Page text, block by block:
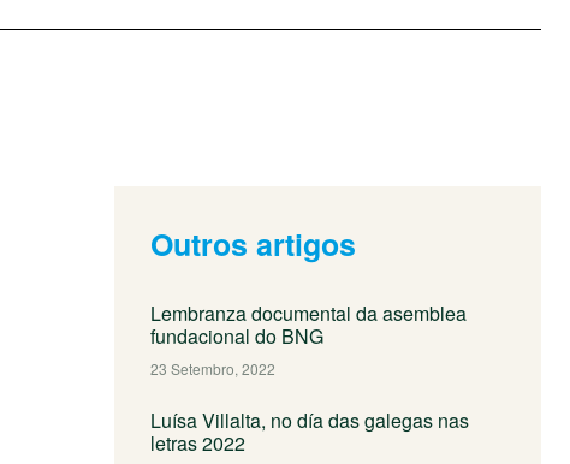
Outros artigos
Lembranza documental da asemblea
fundacional do BNG
23 Setembro, 2022
Luísa Villalta, no día das galegas nas
letras 2022